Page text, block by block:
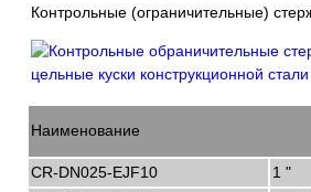
Контрольные (ограничительные)
Наименование
CR-DN025-EJF10
1 "